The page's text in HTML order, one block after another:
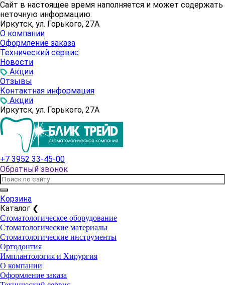
Сайт в настоящее время наполняется и может содержать
неточную информацию.
Иркутск, ул. Горького, 27А
О компании
Оформление заказа
Технический сервис
Новости
Акции
Отзывы
Контактная информация
Акции
Иркутск, ул. Горького, 27А
+7 3952 33-45-00
Обратный звонок
Корзина
Каталог ❮
Стоматологическое оборудование
Стоматологические материалы
Стоматологические инструменты
Ортодонтия
Имплантология и Хирургия
О компании
Оформление заказа